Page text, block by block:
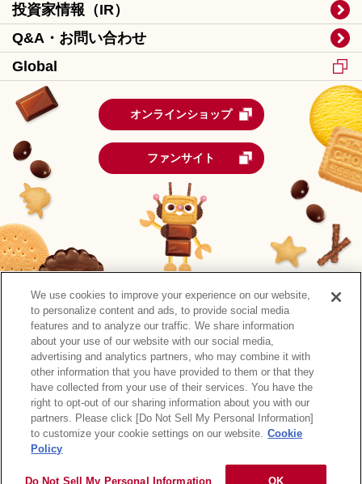
投資家情報（IR）
Q&A・お問い合わせ
Global
オンラインショップ
ファンサイト
森永製菓公式アカウント一覧
サイトマップ RSSの配信について
プライバシーポリシー
ウェブアクセシビリティ
ご利用規約 リンク
We use cookies to improve your experience on our website,
to personalize content and ads, to provide social media
features and to analyze our traffic. We share information
about your use of our website with our social media,
advertising and analytics partners, who may combine it with
other information that you have provided to them or that they
have collected from your use of their services. You have the
right to opt-out of our sharing information about you with our
partners. Please click [Do Not Sell My Personal Information]
to customize your cookie settings on our website. Cookie
Policy
Do Not Sell My Personal Information OK